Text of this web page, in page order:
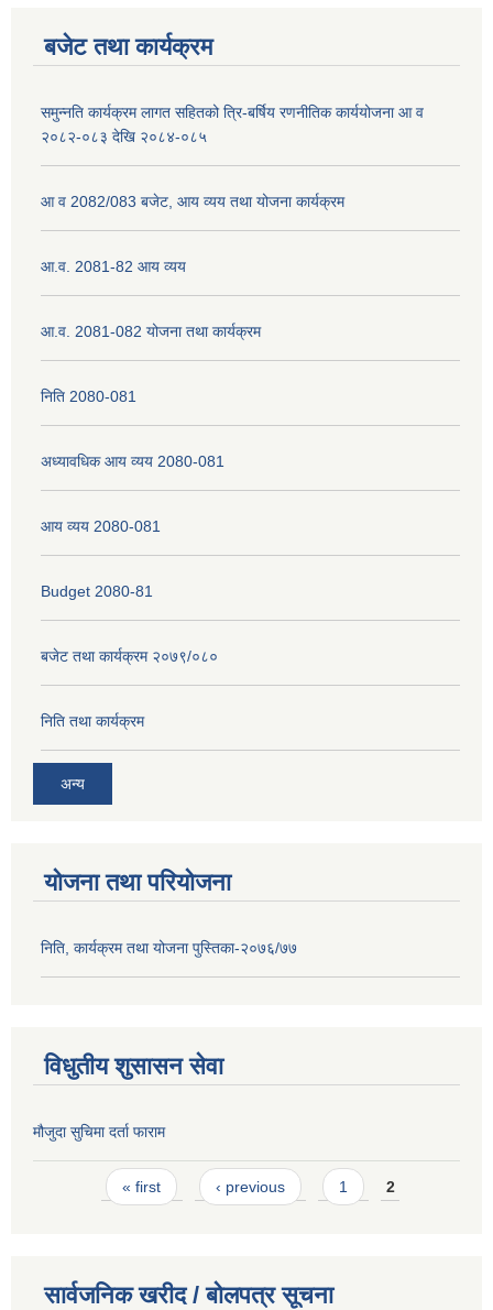
बजेट तथा कार्यक्रम
समुन्नति कार्यक्रम लागत सहितको त्रि-बर्षिय रणनीतिक कार्ययोजना आ व
२०८२-०८३ देखि २०८४-०८५
आ व 2082/083 बजेट, आय व्यय तथा योजना कार्यक्रम
आ.व. 2081-82 आय व्यय
आ.व. 2081-082 योजना तथा कार्यक्रम
निति 2080-081
अध्यावधिक आय व्यय 2080-081
आय व्यय 2080-081
Budget 2080-81
बजेट तथा कार्यक्रम २०७९/०८०
निति तथा कार्यक्रम
अन्य
योजना तथा परियोजना
निति, कार्यक्रम तथा योजना पुस्तिका-२०७६/७७
विधुतीय शुसासन सेवा
मौजुदा सुचिमा दर्ता फाराम
Pages« first ‹ previous 1 2
सार्वजनिक खरीद / बोलपत्र सूचना